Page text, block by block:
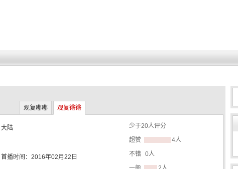
观复嘟嘟 观复锵锵
大陆
首播时间： 2016年02月22日
少于20人评分
超赞
4人
不错 0人